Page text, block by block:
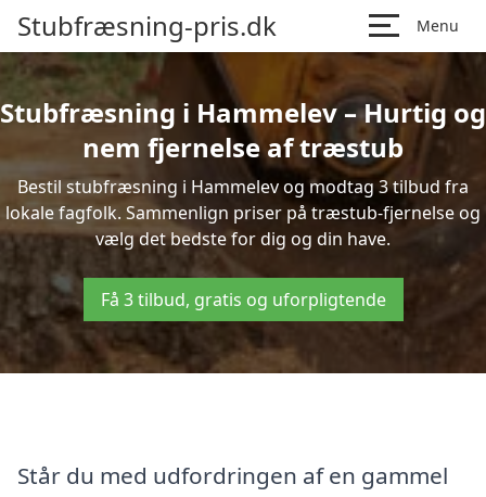
Stubfræsning-pris.dk Menu
Stubfræsning i Hammelev – Hurtig og
nem fjernelse af træstub
Bestil stubfræsning i Hammelev og modtag 3 tilbud fra
lokale fagfolk. Sammenlign priser på træstub-fjernelse og
vælg det bedste for dig og din have.
Få 3 tilbud, gratis og uforpligtende
Står du med udfordringen af en gammel